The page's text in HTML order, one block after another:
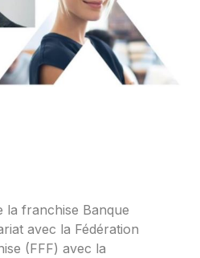
la franchise Banque
avec la Fédération
(FFF) avec la